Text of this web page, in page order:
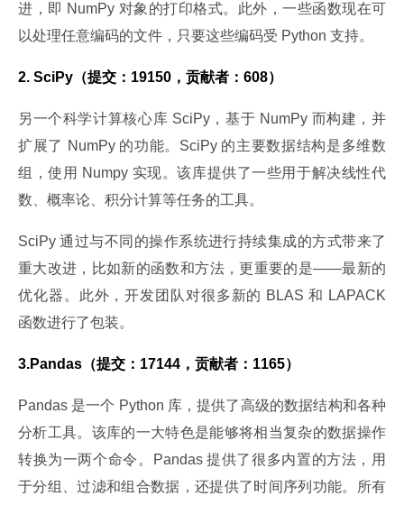
进，即 NumPy 对象的打印格式。此外，一些函数现在可
以处理任意编码的文件，只要这些编码受 Python 支持。
2. SciPy（提交：19150，贡献者：608）
另一个科学计算核心库 SciPy，基于 NumPy 而构建，并
扩展了 NumPy 的功能。SciPy 的主要数据结构是多维数
组，使用 Numpy 实现。该库提供了一些用于解决线性代
数、概率论、积分计算等任务的工具。
SciPy 通过与不同的操作系统进行持续集成的方式带来了
重大改进，比如新的函数和方法，更重要的是——最新的
优化器。此外，开发团队对很多新的 BLAS 和 LAPACK
函数进行了包装。
3.Pandas（提交：17144，贡献者：1165）
Pandas 是一个 Python 库，提供了高级的数据结构和各种
分析工具。该库的一大特色是能够将相当复杂的数据操作
转换为一两个命令。Pandas 提供了很多内置的方法，用
于分组、过滤和组合数据，还提供了时间序列功能。所有